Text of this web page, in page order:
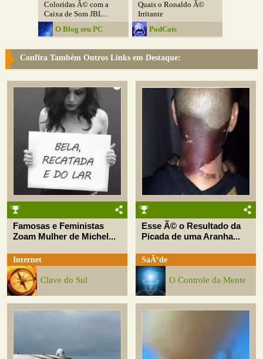
Coloridas Ã© com a
Caixa de Som JBL...
O Blog seu PC
Quais o Ronaldo Ã©
Irritante
PodCats
Confira Também Outros Links em Destaque:
Famosas e Feministas
Zoam Mulher de Michel...
Internet
Clave do Sul
Esse Ã© o Resultado da
Picada de uma Aranha...
SaÃºde
O Controle da Mente